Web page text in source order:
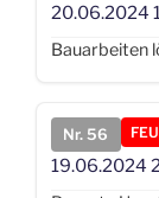
20.06.2024
Bauarbeiten
Nr. 56 FEU
19.06.2024